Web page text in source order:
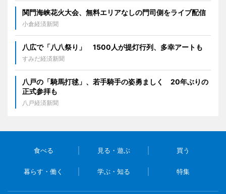
関門海峡花火大会、無料エリアなしの門司側をライブ配信
小倉経済新聞
八広で「八八祭り」 1500人が提灯行列、多幸アートも
すみだ経済新聞
八戸の「騎馬打毬」、若手騎手の姿勇ましく 20年ぶりの
正式参拝も
八戸経済新聞
食べる 見る・遊ぶ 買う
暮らす・働く 学ぶ・知る 特集